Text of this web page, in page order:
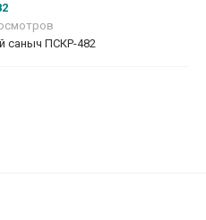
саныч ПСКР-482